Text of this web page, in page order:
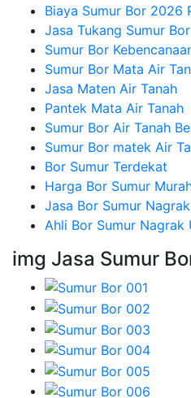
Biaya Sumur Bor 2026
Jasa Tukang Sumur
Sumur Bor
Sumur Bor Mata Air
Jasa Maten Air Tanah
Pantek Mata Air Tanah
Sumur Bor Air Tanah
Sumur Bor matek Air
Bor Sumur Terdekat
Harga Bor Sumur
Jasa Bor Sumur
Ahli Bor Sumur Nagrak
img Jasa Sumur